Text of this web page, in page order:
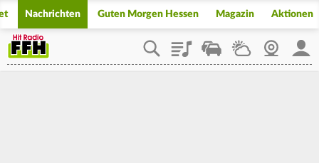
Nachrichten Guten Morgen Hessen Magazin Aktionen
PlaylistStaupilotWetterWebcam